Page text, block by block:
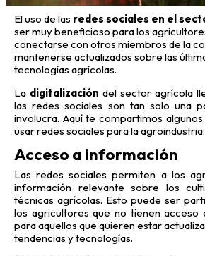
El uso de las redes sociales en el
ser muy beneficioso para los
conectarse con otros miembros de la
mantenerse actualizados sobre las
tecnologías agrícolas.
La digitalización del sector agrícola
las redes sociales son tan solo una
involucra. Aquí te compartimos
usar redes sociales para la agroindustria:
Acceso a información
Las redes sociales permiten a los
información relevante sobre los
técnicas agrícolas. Esto puede ser
los agricultores que no tienen acceso
para aquellos que quieren estar
tendencias y tecnologías.